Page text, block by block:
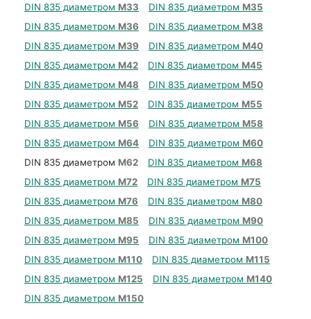
DIN 835 диаметром М33 DIN 835 диаметром М35
DIN 835 диаметром М36 DIN 835 диаметром М38
DIN 835 диаметром М39 DIN 835 диаметром М40
DIN 835 диаметром М42 DIN 835 диаметром М45
DIN 835 диаметром М48 DIN 835 диаметром М50
DIN 835 диаметром М52 DIN 835 диаметром М55
DIN 835 диаметром М56 DIN 835 диаметром М58
DIN 835 диаметром М64 DIN 835 диаметром М60
DIN 835 диаметром М62 DIN 835 диаметром М68
DIN 835 диаметром М72 DIN 835 диаметром М75
DIN 835 диаметром М76 DIN 835 диаметром М80
DIN 835 диаметром М85 DIN 835 диаметром М90
DIN 835 диаметром М95 DIN 835 диаметром М100
DIN 835 диаметром М110 DIN 835 диаметром М115
DIN 835 диаметром М125 DIN 835 диаметром М140
DIN 835 диаметром М150